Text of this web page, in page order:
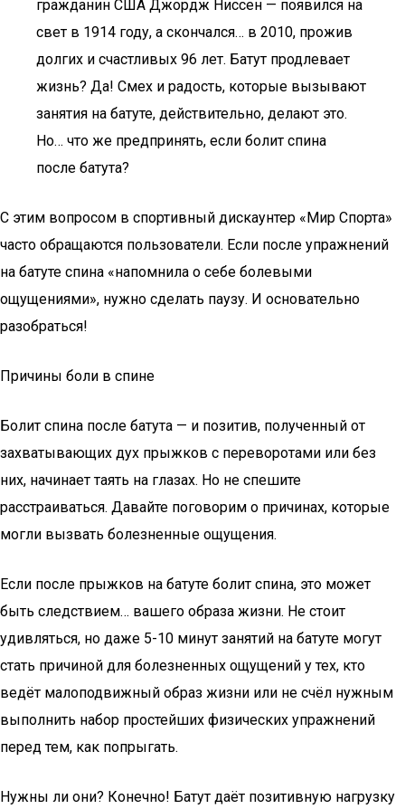
гражданин США Джордж Ниссен — появился на
свет в 1914 году, а скончался… в 2010, прожив
долгих и счастливых 96 лет. Батут продлевает
жизнь? Да! Смех и радость, которые вызывают
занятия на батуте, действительно, делают это.
Но… что же предпринять, если болит спина
после батута?
С этим вопросом в спортивный дискаунтер «Мир Спорта»
часто обращаются пользователи. Если после упражнений
на батуте спина «напомнила о себе болевыми
ощущениями», нужно сделать паузу. И основательно
разобраться!
Причины боли в спине
Болит спина после батута ­­­­— и позитив, полученный от
захватывающих дух прыжков с переворотами или без
них, начинает таять на глазах. Но не спешите
расстраиваться. Давайте поговорим о причинах, которые
могли вызвать болезненные ощущения.
Если после прыжков на батуте болит спина, это может
быть следствием… вашего образа жизни. Не стоит
удивляться, но даже 5-10 минут занятий на батуте могут
стать причиной для болезненных ощущений у тех, кто
ведёт малоподвижный образ жизни или не счёл нужным
выполнить набор простейших физических упражнений
перед тем, как попрыгать.
Нужны ли они? Конечно! Батут даёт позитивную нагрузку